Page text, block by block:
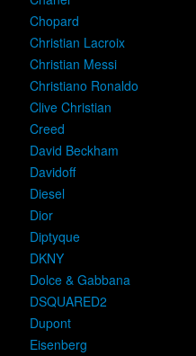
Chopard
Christian Lacroix
Christian Messi
Christiano Ronaldo
Clive Christian
Creed
David Beckham
Davidoff
Diesel
Dior
Diptyque
DKNY
Dolce & Gabbana
DSQUARED2
Dupont
Eisenberg